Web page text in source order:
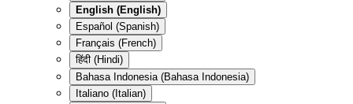
English (English)
Español (Spanish)
Français (French)
हिंदी (Hindi)
Bahasa Indonesia (Bahasa Indonesia)
Italiano (Italian)